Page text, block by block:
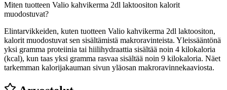
Miten tuotteen Valio kahvikerma 2dl laktoositon kalorit
muodostuvat?
Elintarvikkeiden, kuten tuotteen Valio kahvikerma 2dl laktoositon,
kalorit muodostuvat sen sisältämistä makroravinteista. Yleissääntönä
yksi gramma proteiinia tai hiilihydraattia sisältää noin 4 kilokaloria
(kcal), kun taas yksi gramma rasvaa sisältää noin 9 kilokaloria. Näet
tarkemman kalorijakauman sivun yläosan makroravinnekaaviosta.